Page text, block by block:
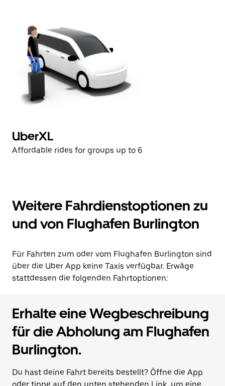
UberXL
Affordable rides for groups up to 6
Weitere Fahrdienstoptionen zu
und von Flughafen Burlington
Für Fahrten zum oder vom Flughafen Burlington sind
über die Uber App keine Taxis verfügbar. Erwäge
stattdessen die folgenden Fahrtoptionen:
Erhalte eine Wegbeschreibung
für die Abholung am Flughafen
Burlington.
Du hast deine Fahrt bereits bestellt? Öffne die App